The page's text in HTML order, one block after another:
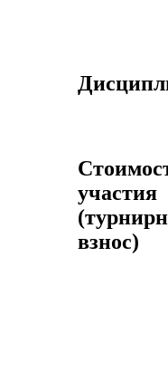
участия
взнос)